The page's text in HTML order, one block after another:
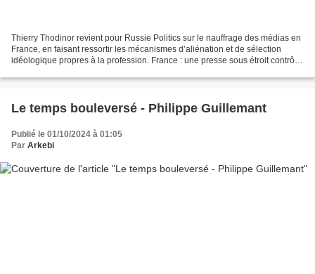
Thierry Thodinor revient pour Russie Politics sur le nauffrage des médias en
France, en faisant ressortir les mécanismes d’aliénation et de sélection
idéologique propres à la profession. France : une presse sous étroit contrôle
Le temps bouleversé - Philippe Guillemant
Publié le 01/10/2024 à 01:05
Par Arkebi